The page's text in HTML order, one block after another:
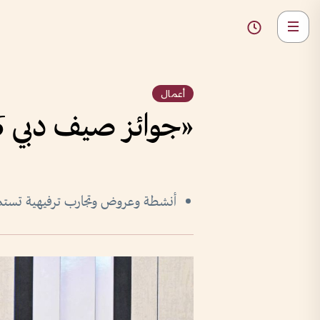
أعمال
«جوائز صيف دبي 2026» تتجاوز 50 مليون درهم
أنشطة وعروض وتجارب ترفيهية تستمر 60